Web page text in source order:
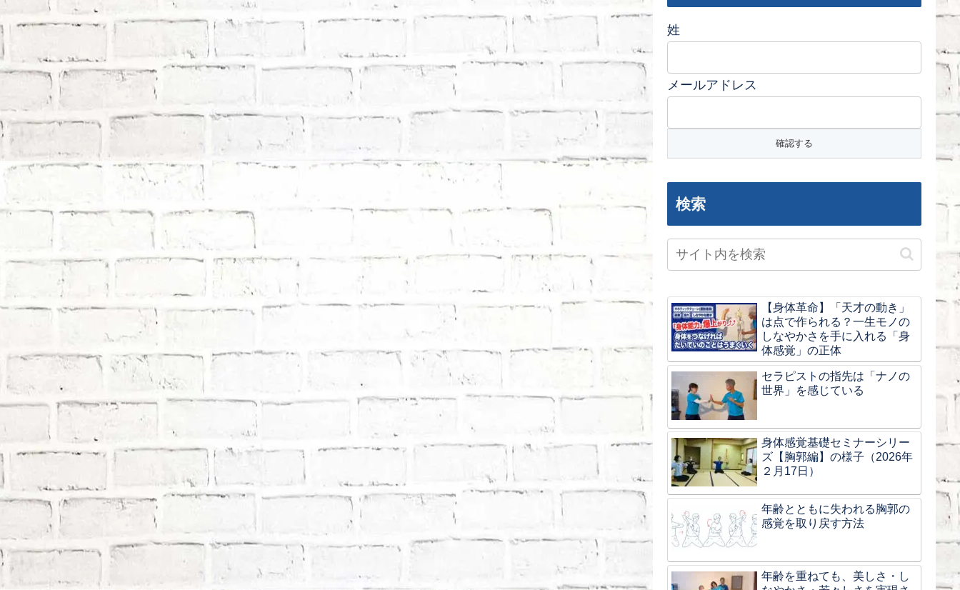
姓
メールアドレス
検索
【身体革命】「天才の動き」
は点で作られる？一生モノの
しなやかさを手に入れる「身
体感覚」の正体
セラピストの指先は「ナノの
世界」を感じている
身体感覚基礎セミナーシリー
ズ【胸郭編】の様子（2026年
２月17日）
年齢とともに失われる胸郭の
感覚を取り戻す方法
年齢を重ねても、美しさ・し